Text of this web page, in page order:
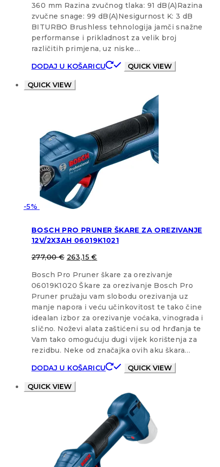
360 mm Razina zvučnog tlaka: 91 dB(A)Razina
zvučne snage: 99 dB(A)Nesigurnost K: 3 dB
BITURBO Brushless tehnologija jamči snažne
performanse i prikladnost za velik broj
različitih primjena, uz niske…
DODAJ U KOŠARICU
QUICK VIEW
QUICK VIEW
-5%
BOSCH PRO PRUNER ŠKARE ZA OREZIVANJE
12V/2X3AH 06019K1021
277,00€ 263,15€
Bosch Pro Pruner škare za orezivanje
06019K1020 Škare za orezivanje Bosch Pro
Pruner pružaju vam slobodu orezivanja uz
manje napora i veću učinkovitost te tako čine
idealan izbor za orezivanje voćaka, vinograda i
slično. Noževi alata zaštićeni su od hrđanja te
Vam tako omogućuju dugi vijek korištenja za
rezidbu. Neke od značajka ovih aku škara…
DODAJ U KOŠARICU
QUICK VIEW
QUICK VIEW